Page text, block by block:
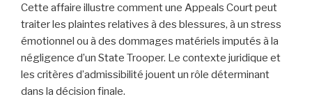
Cette affaire illustre comment une Appeals Court peut
traiter les plaintes relatives à des blessures, à un stress
émotionnel ou à des dommages matériels imputés à la
négligence d’un State Trooper. Le contexte juridique et
les critères d’admissibilité jouent un rôle déterminant
dans la décision finale.